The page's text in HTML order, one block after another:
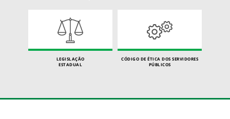
LEGISLAÇÃO
ESTADUAL
CÓDIGO DE ÉTICA DOS SERVIDORES
PÚBLICOS